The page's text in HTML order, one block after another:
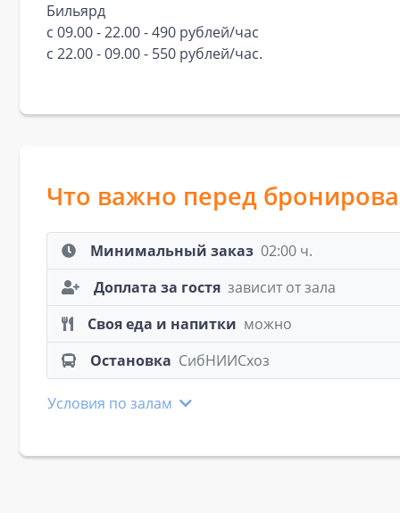
Бильярд
с 09.00 - 22.00 - 490 рублей/час
с 22.00 - 09.00 - 550 рублей/час.
Что важно перед
Минимальный заказ 02:00 ч.
Доплата за гостя зависит от зала
Своя еда и напитки можно
Остановка СибНИИСхоз
Условия по залам